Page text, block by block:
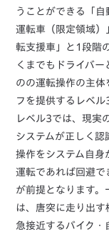
うことができる「
運転車（限定領域）
転支援車」と1段階
くまでもドライバ
のの運転操作の主体
フを提供するレベル
レベル3では、現実
システムが正しく認
操作をシステム自身
運転であれば回避で
が前提となります
は、唐突に走り出す
急接近するバイク・